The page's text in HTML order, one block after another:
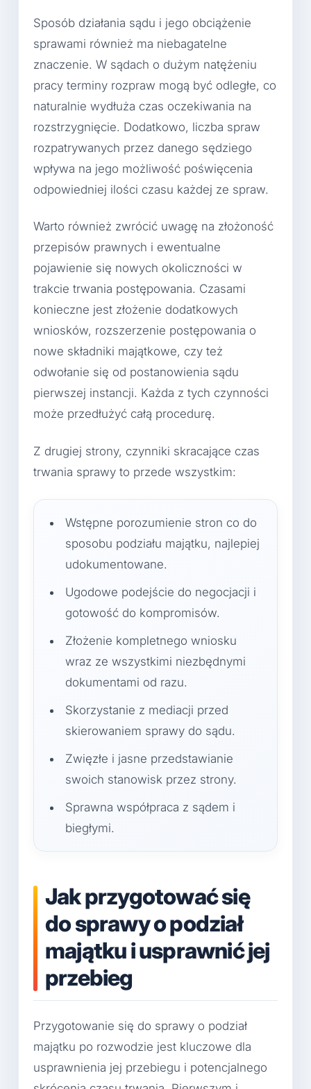
Sposób działania sądu i jego obciążenie
sprawami również ma niebagatelne
znaczenie. W sądach o dużym natężeniu
pracy terminy rozpraw mogą być odległe, co
naturalnie wydłuża czas oczekiwania na
rozstrzygnięcie. Dodatkowo, liczba spraw
rozpatrywanych przez danego sędziego
wpływa na jego możliwość poświęcenia
odpowiedniej ilości czasu każdej ze spraw.
Warto również zwrócić uwagę na złożoność
przepisów prawnych i ewentualne
pojawienie się nowych okoliczności w
trakcie trwania postępowania. Czasami
konieczne jest złożenie dodatkowych
wniosków, rozszerzenie postępowania o
nowe składniki majątkowe, czy też
odwołanie się od postanowienia sądu
pierwszej instancji. Każda z tych czynności
może przedłużyć całą procedurę.
Z drugiej strony, czynniki skracające czas
trwania sprawy to przede wszystkim:
Wstępne porozumienie stron co do
sposobu podziału majątku, najlepiej
udokumentowane.
Ugodowe podejście do negocjacji i
gotowość do kompromisów.
Złożenie kompletnego wniosku
wraz ze wszystkimi niezbędnymi
dokumentami od razu.
Skorzystanie z mediacji przed
skierowaniem sprawy do sądu.
Zwięzłe i jasne przedstawianie
swoich stanowisk przez strony.
Sprawna współpraca z sądem i
biegłymi.
Jak przygotować się
do sprawy o podział
majątku i usprawnić jej
przebieg
Przygotowanie się do sprawy o podział
majątku po rozwodzie jest kluczowe dla
usprawnienia jej przebiegu i potencjalnego